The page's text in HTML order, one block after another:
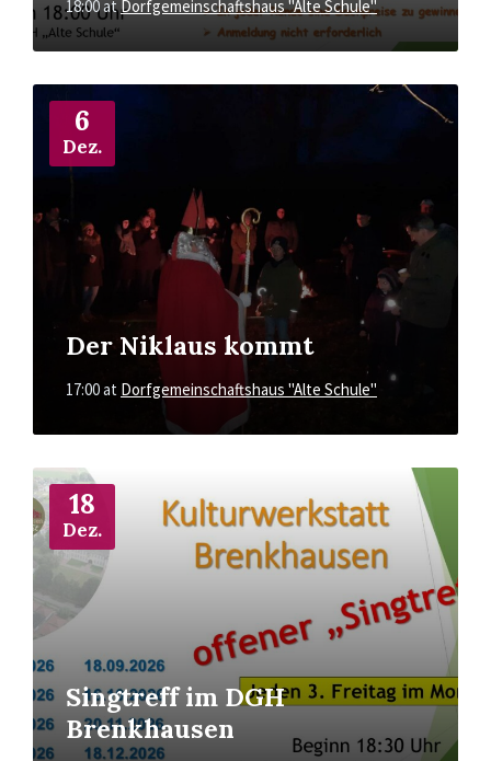
18:00atDorfgemeinschaftshaus "Alte Schule"
6
Dez.
Der Niklaus kommt
17:00at Dorfgemeinschaftshaus "Alte Schule"
More
18
Dez.
Singtreff im DGH
Brenkhausen
More
Info